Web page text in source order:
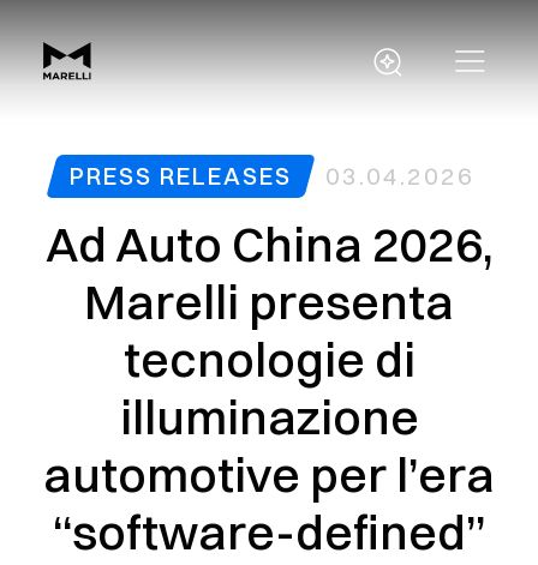
PRESS RELEASES 03.04.2026
Ad Auto China 2026,
Marelli presenta
tecnologie di
illuminazione
automotive per l’era
“software-defined”